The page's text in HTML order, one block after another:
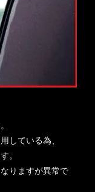
している為、
。
りますが異常で